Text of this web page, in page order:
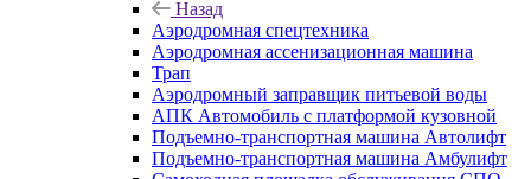
Назад
Аэродромная спецтехника
Аэродромная ассенизационная машина
Трап
Аэродромный заправщик питьевой воды
АПК Автомобиль с платформой кузовной
Подъемно-транспортная машина Автолифт
Подъемно-транспортная машина Амбулифт